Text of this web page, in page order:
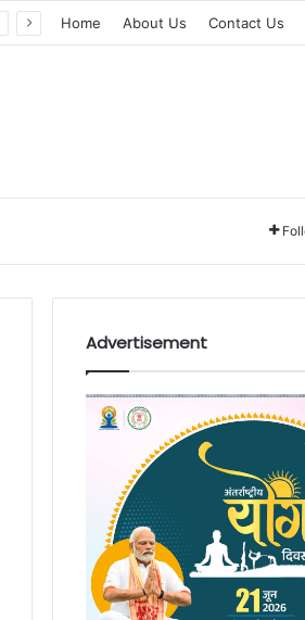
Home About Us Contact Us
Advertisement